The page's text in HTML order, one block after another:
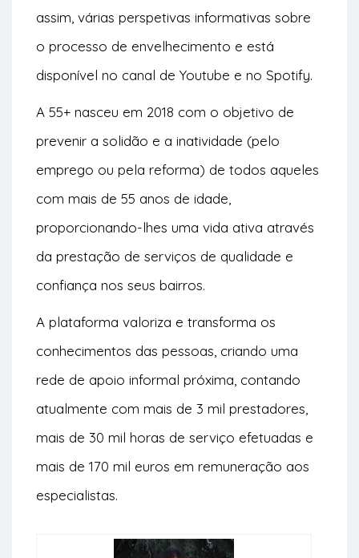
assim, várias perspetivas informativas sobre
o processo de envelhecimento e está
disponível no canal de Youtube e no Spotify.
A 55+ nasceu em 2018 com o objetivo de
prevenir a solidão e a inatividade (pelo
emprego ou pela reforma) de todos aqueles
com mais de 55 anos de idade,
proporcionando-lhes uma vida ativa através
da prestação de serviços de qualidade e
confiança nos seus bairros.
A plataforma valoriza e transforma os
conhecimentos das pessoas, criando uma
rede de apoio informal próxima, contando
atualmente com mais de 3 mil prestadores,
mais de 30 mil horas de serviço efetuadas e
mais de 170 mil euros em remuneração aos
especialistas.